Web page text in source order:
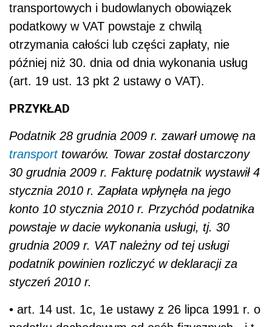
transportowych i budowlanych obowiązek
podatkowy w VAT powstaje z chwilą
otrzymania całości lub części zapłaty, nie
później niż 30. dnia od dnia wykonania usług
(art. 19 ust. 13 pkt 2 ustawy o VAT).
PRZYKŁAD
Podatnik 28 grudnia 2009 r. zawarł umowę na
transporttowarów. Towar został dostarczony
30 grudnia 2009 r. Fakturę podatnik wystawił 4
stycznia 2010 r. Zapłata wpłynęła na jego
konto 10 stycznia 2010 r. Przychód podatnika
powstaje w dacie wykonania usługi, tj. 30
grudnia 2009 r. VAT należny od tej usługi
podatnik powinien rozliczyć w deklaracji za
styczeń 2010 r.
• art. 14 ust. 1c, 1e ustawy z 26 lipca 1991 r. o